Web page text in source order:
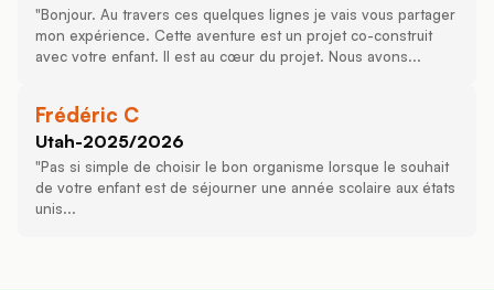
"Bonjour. Au travers ces quelques lignes je vais vous partager
mon expérience. Cette aventure est un projet co-construit
avec votre enfant. Il est au cœur du projet. Nous avons...
Frédéric C
Utah-2025/2026
"Pas si simple de choisir le bon organisme lorsque le souhait
de votre enfant est de séjourner une année scolaire aux états
unis...